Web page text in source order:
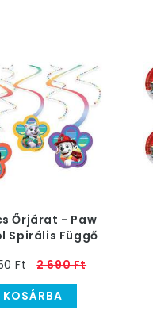
Őrjárat - Paw
Spirális Függő
Ft
2 690 Ft
KOSÁRBA